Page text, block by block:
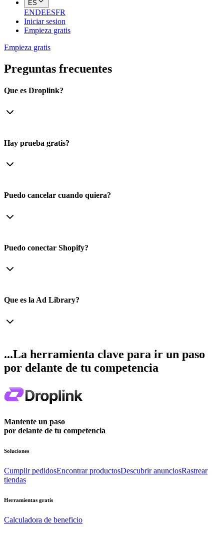
ES
ENDEESFR
Iniciar sesion
Empieza gratis
Empieza gratis
Preguntas frecuentes
Que es Droplink?
Hay prueba gratis?
Puedo cancelar cuando quiera?
Puedo conectar Shopify?
Que es la Ad Library?
...La herramienta clave para ir un paso
por delante de tu competencia
Mantente un paso
por delante de tu competencia
Soluciones
Cumplir pedidosEncontrar productosDescubrir anunciosRastrear
tiendas
Herramientas gratis
Calculadora de beneficio